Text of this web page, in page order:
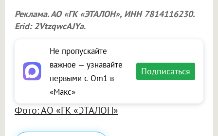
Реклама. АО «ГК «ЭТАЛОН», ИНН 7814116230.
Erid: 2VtzqwcAJYa.
Не пропускайте
важное — узнавайте
первыми с Om1 в
«Макс»
Подписаться
Фото: АО «ГК «ЭТАЛОН»